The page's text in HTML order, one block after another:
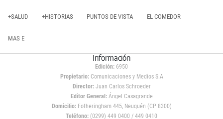
+SALUD +HISTORIAS PUNTOS DE VISTA EL COMEDOR
MAS E
Información
Edición: 6950
Propietario:Comunicaciones y Medios S.A
Director: Juan Carlos Schroeder
Editor General:Ángel Casagrande
Domicilio:Fotheringham 445, Neuquén (CP 8300)
Teléfono: (0299) 449 0400 / 449 0410